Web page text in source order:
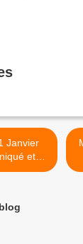
et
Gilbert